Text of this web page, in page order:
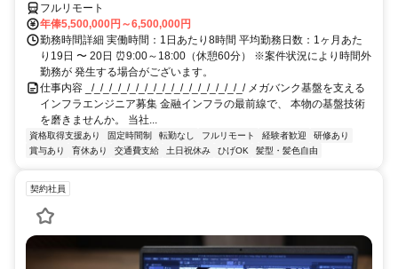
フルリモート
年俸5,500,000円～6,500,000円
勤務時間詳細 実働時間：1日あたり8時間 平均勤務日数：1ヶ月あた
り19日 〜 20日 ⏰9:00～18:00（休憩60分） ※案件状況により時間外
勤務が 発生する場合がございます。
仕事内容 _/_/_/_/_/_/_/_/_/_/_/_/_/_/_/_/_/_/ メガバンク基盤を支える
インフラエンジニア募集 金融インフラの最前線で、 本物の基盤技術
を磨きませんか。 当社...
資格取得支援あり 固定時間制 転勤なし フルリモート 経験者歓迎
研修あり
賞与あり
育休あり 交通費支給 土日祝休み ひげOK 髪型・髪色自由
契約社員